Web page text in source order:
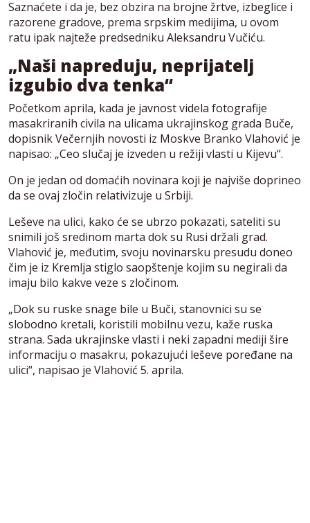
Saznaćete i da je, bez obzira na brojne žrtve, izbeglice i
razorene gradove, prema srpskim medijima, u ovom
ratu ipak najteže predsedniku Aleksandru Vučiću.
„Naši napreduju, neprijatelj
izgubio dva tenka“
Početkom aprila, kada je javnost videla fotografije
masakriranih civila na ulicama ukrajinskog grada Buče,
dopisnik Večernjih novosti iz Moskve Branko Vlahović je
napisao: „Ceo slučaj je izveden u režiji vlasti u Kijevu“.
On je jedan od domaćih novinara koji je najviše doprineo
da se ovaj zločin relativizuje u Srbiji.
Leševe na ulici, kako će se ubrzo pokazati, sateliti su
snimili još sredinom marta dok su Rusi držali grad.
Vlahović je, međutim, svoju novinarsku presudu doneo
čim je iz Kremlja stiglo saopštenje kojim su negirali da
imaju bilo kakve veze s zločinom.
„Dok su ruske snage bile u Buči, stanovnici su se
slobodno kretali, koristili mobilnu vezu, kaže ruska
strana. Sada ukrajinske vlasti i neki zapadni mediji šire
informaciju o masakru, pokazujući leševe poređane na
ulici“, napisao je Vlahović 5. aprila.